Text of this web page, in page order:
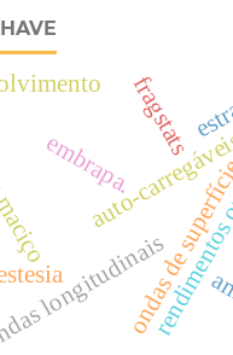
auto-
longitudinais
ondas de
fragstats
embrapa.